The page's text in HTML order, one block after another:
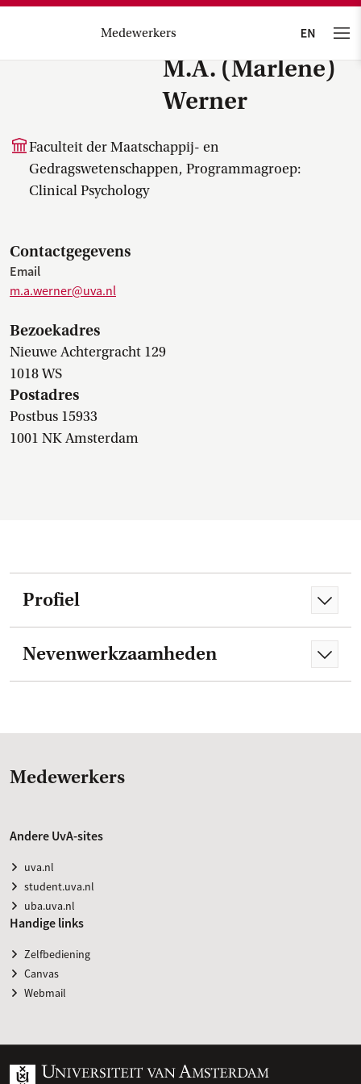
Medewerkers
M.A. (Marlene)
Werner
Faculteit der Maatschappij- en
Gedragswetenschappen, Programmagroep:
Clinical Psychology
Contactgegevens
Email
m.a.werner@uva.nl
Bezoekadres
Nieuwe Achtergracht 129
1018 WS
Postadres
Postbus 15933
1001 NK Amsterdam
Profiel
Nevenwerkzaamheden
Medewerkers
Andere UvA-sites
uva.nl
student.uva.nl
uba.uva.nl
Handige links
Zelfbediening
Canvas
Webmail